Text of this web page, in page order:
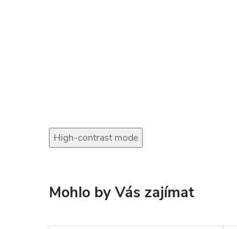
High-contrast mode
Mohlo by Vás zajímat